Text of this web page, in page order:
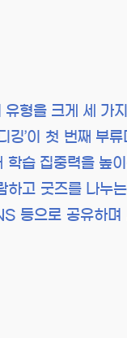
유형을 크게 세
깅’이 첫 번째 부
습 집중력을 높
고 굿즈를 나누
등으로 공유하